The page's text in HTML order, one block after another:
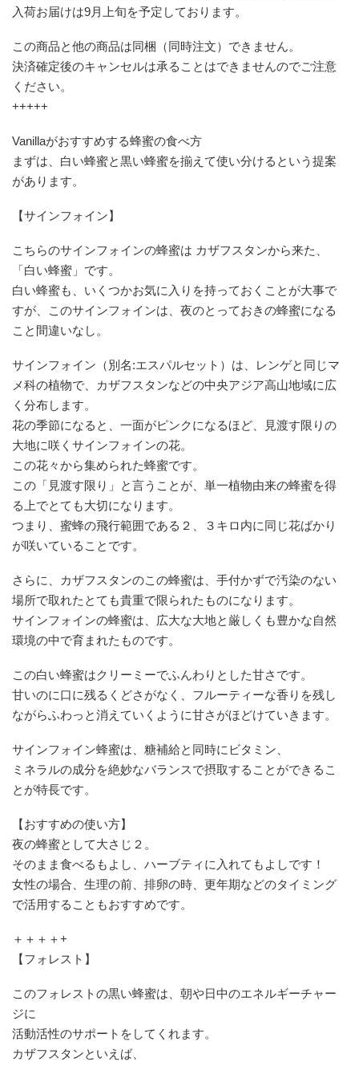
入荷お届けは9月上旬を予定しております。
この商品と他の商品は同梱（同時注文）できません。
決済確定後のキャンセルは承ることはできませんのでご注意
ください。
+++++
Vanillaがおすすめする蜂蜜の食べ方
まずは、白い蜂蜜と黒い蜂蜜を揃えて使い分けるという提案
があります。
【サインフォイン】
こちらのサインフォインの蜂蜜は カザフスタンから来た、
「白い蜂蜜」です。
白い蜂蜜も、いくつかお気に入りを持っておくことが大事で
すが、このサインフォインは、夜のとっておきの蜂蜜になる
こと間違いなし。
サインフォイン（別名:エスパルセット）は、レンゲと同じマ
メ科の植物で、カザフスタンなどの中央アジア高山地域に広
く分布します。
花の季節になると、一面がピンクになるほど、見渡す限りの
大地に咲くサインフォインの花。
この花々から集められた蜂蜜です。
この「見渡す限り」と言うことが、単一植物由来の蜂蜜を得
る上でとても大切になります。
つまり、蜜蜂の飛行範囲である２、３キロ内に同じ花ばかり
が咲いていることです。
さらに、カザフスタンのこの蜂蜜は、手付かずで汚染のない
場所で取れたとても貴重で限られたものになります。
サインフォインの蜂蜜は、広大な大地と厳しくも豊かな自然
環境の中で育まれたものです。
この白い蜂蜜はクリーミーでふんわりとした甘さです。
甘いのに口に残るくどさがなく、フルーティーな香りを残し
ながらふわっと消えていくように甘さがほどけていきます。
サインフォイン蜂蜜は、糖補給と同時にビタミン、
ミネラルの成分を絶妙なバランスで摂取することができるこ
とが特長です。
【おすすめの使い方】
夜の蜂蜜として大さじ２。
そのまま食べるもよし、ハーブティに入れてもよしです！
女性の場合、生理の前、排卵の時、更年期などのタイミング
で活用することもおすすめです。
＋＋＋＋+
【フォレスト】
このフォレストの黒い蜂蜜は、朝や日中のエネルギーチャー
ジに
活動活性のサポートをしてくれます。
カザフスタンといえば、